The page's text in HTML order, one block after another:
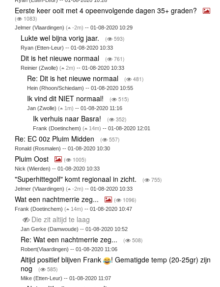
Eerste keer ooit met 4 opeenvolgende dagen 35+ graden?
( 1083)
Jelmer (Vlaardingen) ( -2m) -- 01-08-2020 10:29
Lukte wel bijna vorig jaar. ( 593)
Ryan (Etten-Leur) -- 01-08-2020 10:33
Dit is het nieuwe normaal ( 761)
Reinier (Zwolle)( 2m) -- 01-08-2020 10:33
Re: Dit is het nieuwe normaal ( 481)
Hein (Rhoon/Schiedam) -- 01-08-2020 10:55
Ik vind dit NIET normaal! ( 515)
Jan (Zwolle) ( 1m) -- 01-08-2020 11:16
Ik verhuis naar Basra! ( 352)
Frank (Doetinchem)( 14m) -- 01-08-2020 12:01
Re: EC 00z Pluim Midden ( 557)
Ronald (Rosmalen) -- 01-08-2020 10:30
Pluim Oost ( 1005)
Nick (Wierden) -- 01-08-2020 10:33
"Superhittegolf" komt regionaal in zicht. ( 755)
Jelmer (Vlaardingen) ( -2m) -- 01-08-2020 10:33
Wat een nachtmerrie zeg... ( 1096)
Frank (Doetinchem) ( 14m) -- 01-08-2020 10:47
Die zit altijd te laag
Jan Gerke (Damwoude) -- 01-08-2020 10:52
Re: Wat een nachtmerrie zeg... ( 508)
Robert(Vlaardingen) -- 01-08-2020 11:06
Altijd positief blijven Frank
! Gematigde temp (20-25gr) zijn
nog
( 585)
Mike (Etten-Leur) -- 01-08-2020 11:07